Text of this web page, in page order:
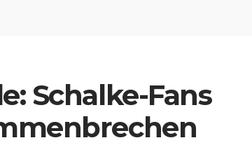
Schalke-Fans